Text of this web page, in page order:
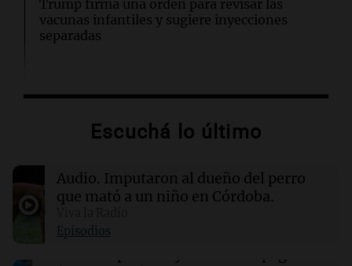
Trump firma una orden para revisar las
vacunas infantiles y sugiere inyecciones
separadas
La Iglesia organiza la histórica visita del Papa
16:52
Guirnaldas de Otoño: Ideas Creativas para
Decorar tu Hogar
16:38
Bugliotti Desarrollos Urbanos avanza: lanza
Escuchá lo último
Audio. Imputaron al dueño del perro
que mató a un niño en Córdoba.
Episodios